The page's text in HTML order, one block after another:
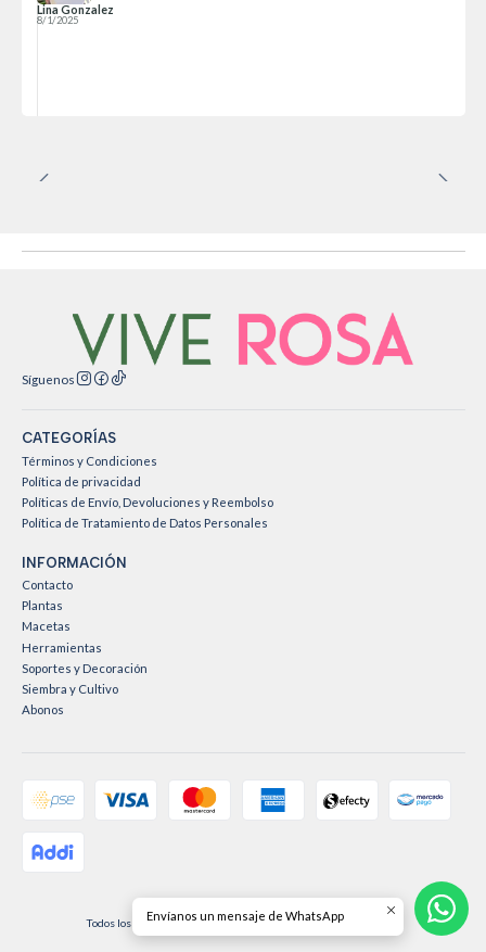
Lina Gonzalez
8/1/2025
Síguenos
CATEGORÍAS
Términos y Condiciones
Política de privacidad
Políticas de Envío, Devoluciones y Reembolso
Política de Tratamiento de Datos Personales
INFORMACIÓN
Contacto
Plantas
Macetas
Herramientas
Soportes y Decoración
Siembra y Cultivo
Abonos
Todos los derechos reservados.Desarrollado por Jumpseller
Envíanos un mensaje de WhatsApp